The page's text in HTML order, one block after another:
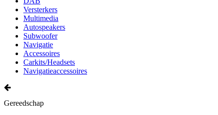
Versterkers
Multimedia
Autospeakers
Subwoofer
Navigatie
Accessoires
Carkits/Headsets
Navigatieaccessoires
Gereedschap